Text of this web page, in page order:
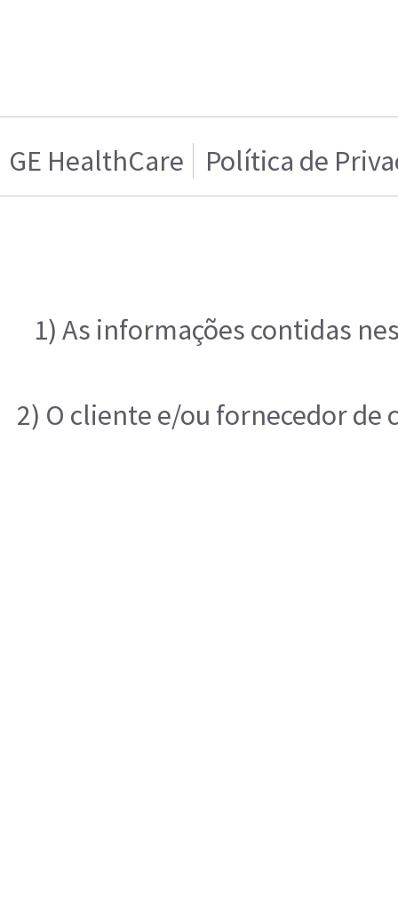
GE HealthCare Política de
1) As informações contidas
2) O cliente e/ou fornecedor